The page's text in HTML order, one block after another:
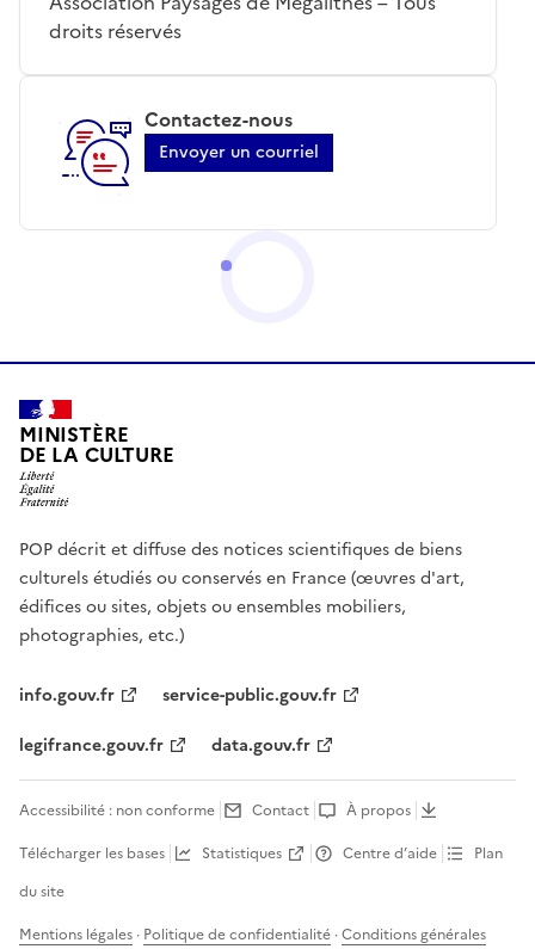
droits réservés
Contactez-nous
Envoyer un courriel
MINISTÈRE
DE LA CULTURE
POP décrit et diffuse des notices scientifiques de biens
culturels étudiés ou conservés en France (œuvres d'art,
édifices ou sites, objets ou ensembles mobiliers,
photographies, etc.)
info.gouv.fr
service-public.gouv.fr
legifrance.gouv.fr
data.gouv.fr
Accessibilité : non conforme Contact
À propos
Télécharger les bases
Statistiques Centre d’aide
Plan
du site
Mentions légales · Politique de confidentialité ·Conditions générales